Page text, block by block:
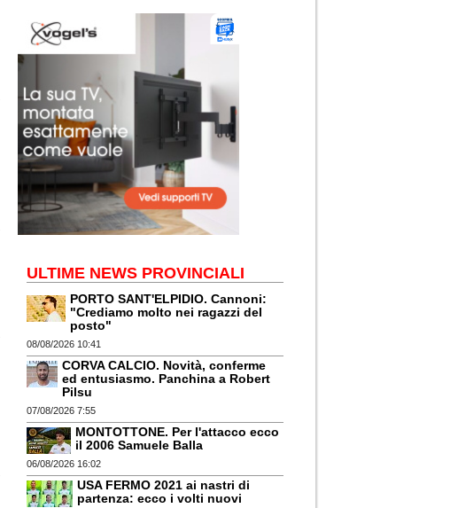
ULTIME NEWS PROVINCIALI
PORTO SANT'ELPIDIO. Cannoni:
"Crediamo molto nei ragazzi del
posto"
08/08/2026 10:41
CORVA CALCIO. Novità, conferme
ed entusiasmo. Panchina a Robert
Pilsu
07/08/2026 7:55
MONTOTTONE. Per l'attacco ecco
il 2006 Samuele Balla
06/08/2026 16:02
USA FERMO 2021 ai nastri di
partenza: ecco i volti nuovi